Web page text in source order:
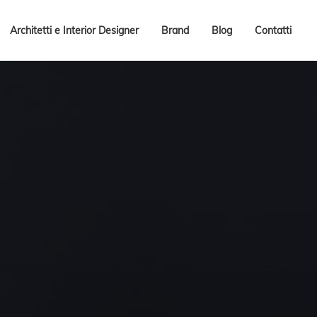
Architetti e Interior Designer Brand Blog Contatti